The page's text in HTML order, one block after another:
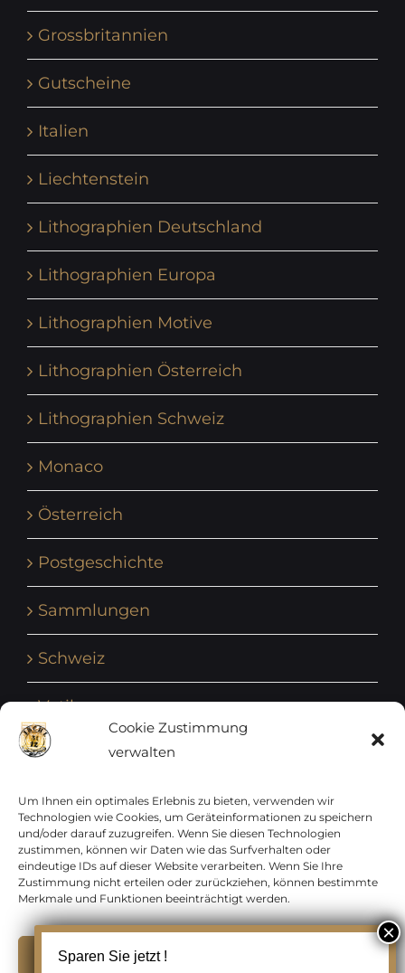
Cookie Zustimmung
verwalten
Um Ihnen ein optimales Erlebnis zu bieten, verwenden wir
Technologien wie Cookies, um Geräteinformationen zu speichern
und/oder darauf zuzugreifen. Wenn Sie diesen Technologien
zustimmen, können wir Daten wie das Surfverhalten oder
eindeutige IDs auf dieser Website verarbeiten. Wenn Sie Ihre
Zustimmung nicht erteilen oder zurückziehen, können bestimmte
Merkmale und Funktionen beeinträchtigt werden.
Grossbritannien
Gutscheine
Italien
Liechtenstein
Lithographien Deutschland
Lithographien Europa
Lithographien Motive
Lithographien Österreich
Lithographien Schweiz
Monaco
Österreich
Postgeschichte
Sammlungen
Schweiz
Vatikan
Vereinte Nationen
Vorphilatelie
Zensurbelege Österreich
Zensurbelege Schweiz
Sparen Sie jetzt !